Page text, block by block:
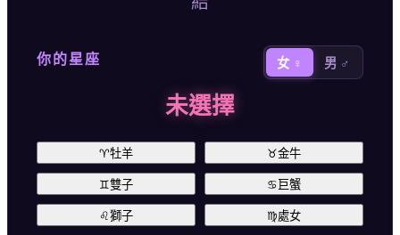
你的星座 女 ♀ 男 ♂
未選擇
♈牡羊 ♉金牛
♊雙子 ♋ 巨蟹
♌獅子 ♍處女